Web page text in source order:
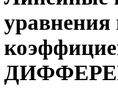
уравнения